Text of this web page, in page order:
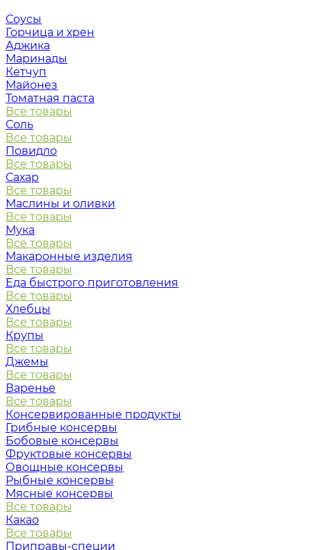
Соусы
Горчица и хрен
Аджика
Маринады
Кетчуп
Майонез
Томатная паста
Все товары
Соль
Все товары
Повидло
Все товары
Сахар
Все товары
Маслины и оливки
Все товары
Мука
Все товары
Макаронные изделия
Все товары
Еда быстрого приготовления
Все товары
Хлебцы
Все товары
Крупы
Все товары
Джемы
Все товары
Варенье
Все товары
Консервированные продукты
Грибные консервы
Бобовые консервы
Фруктовые консервы
Овощные консервы
Рыбные консервы
Мясные консервы
Все товары
Какао
Все товары
Приправы-специи